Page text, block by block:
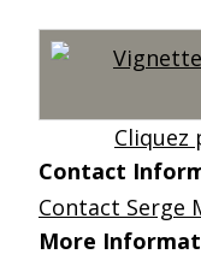
Cliquez
Contact
Contact Serge
More